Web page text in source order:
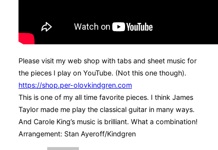
Please visit my web shop with tabs and sheet music for
the pieces I play on YouTube. (Not this one though).
https://shop.per-olovkindgren.com
This is one of my all time favorite pieces. I think James
Taylor made me play the classical guitar in many ways.
And Carole King’s music is brilliant. What a combination!
Arrangement: Stan Ayeroff/Kindgren